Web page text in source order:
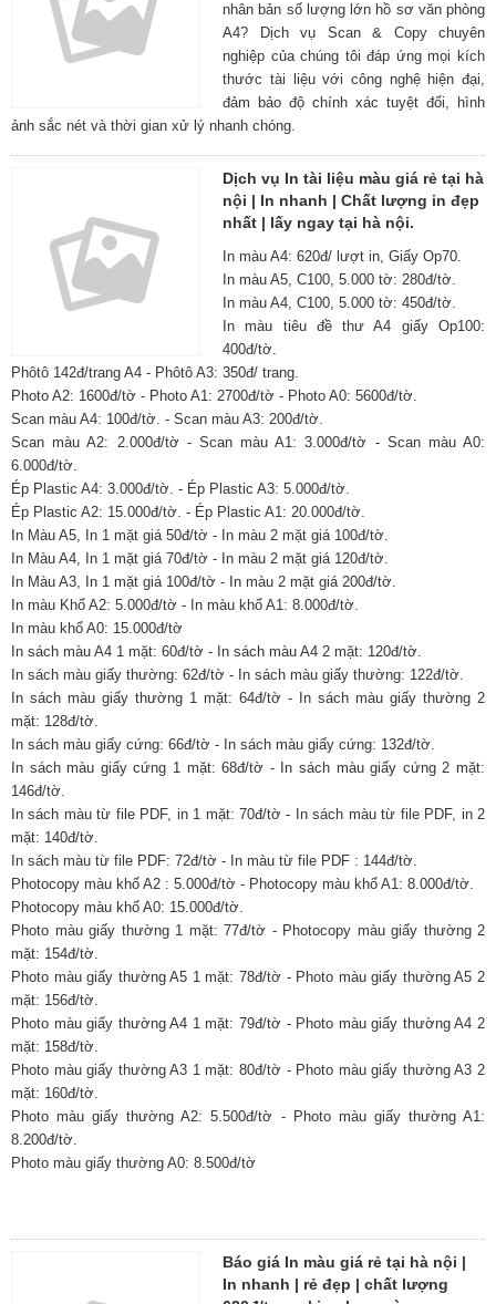
nhân bản số lượng lớn hồ sơ văn phòng
A4? Dịch vụ Scan & Copy chuyên
nghiệp của chúng tôi đáp ứng mọi kích
thước tài liệu với công nghệ hiện đại,
đảm bảo độ chính xác tuyệt đối, hình
ảnh sắc nét và thời gian xử lý nhanh chóng.
Dịch vụ In tài liệu màu giá rẻ tại hà
nội | In nhanh | Chất lượng in đẹp
nhất | lấy ngay tại hà nội.
In màu A4: 620đ/ lượt in, Giấy Op70.
In màu A5, C100, 5.000 tờ: 280đ/tờ.
In màu A4, C100, 5.000 tờ: 450đ/tờ.
In màu tiêu đề thư A4 giấy Op100:
400đ/tờ.
Phôtô 142đ/trang A4 - Phôtô A3: 350đ/ trang.
Photo A2: 1600đ/tờ - Photo A1: 2700đ/tờ - Photo A0: 5600đ/tờ.
Scan màu A4: 100đ/tờ. - Scan màu A3: 200đ/tờ.
Scan màu A2: 2.000đ/tờ - Scan màu A1: 3.000đ/tờ - Scan màu A0:
6.000đ/tờ.
Ép Plastic A4: 3.000đ/tờ. - Ép Plastic A3: 5.000đ/tờ.
Ép Plastic A2: 15.000đ/tờ. - Ép Plastic A1: 20.000đ/tờ.
In Màu A5, In 1 mặt giá 50đ/tờ - In màu 2 mặt giá 100đ/tờ.
In Màu A4, In 1 mặt giá 70đ/tờ - In màu 2 mặt giá 120đ/tờ.
In Màu A3, In 1 mặt giá 100đ/tờ - In màu 2 mặt giá 200đ/tờ.
In màu Khổ A2: 5.000đ/tờ - In màu khổ A1: 8.000đ/tờ.
In màu khổ A0: 15.000đ/tờ
In sách màu A4 1 mặt: 60đ/tờ - In sách màu A4 2 mặt: 120đ/tờ.
In sách màu giấy thường: 62đ/tờ - In sách màu giấy thường: 122đ/tờ.
In sách màu giấy thường 1 mặt: 64đ/tờ - In sách màu giấy thường 2
mặt: 128đ/tờ.
In sách màu giấy cứng: 66đ/tờ - In sách màu giấy cứng: 132đ/tờ.
In sách màu giấy cứng 1 mặt: 68đ/tờ - In sách màu giấy cứng 2 mặt:
146đ/tờ.
In sách màu từ file PDF, in 1 mặt: 70đ/tờ - In sách màu từ file PDF, in 2
mặt: 140đ/tờ.
In sách màu từ file PDF: 72đ/tờ - In màu từ file PDF : 144đ/tờ.
Photocopy màu khổ A2 : 5.000đ/tờ - Photocopy màu khổ A1: 8.000đ/tờ.
Photocopy màu khổ A0: 15.000đ/tờ.
Photo màu giấy thường 1 mặt: 77đ/tờ - Photocopy màu giấy thường 2
mặt: 154đ/tờ.
Photo màu giấy thường A5 1 mặt: 78đ/tờ - Photo màu giấy thường A5 2
mặt: 156đ/tờ.
Photo màu giấy thường A4 1 mặt: 79đ/tờ - Photo màu giấy thường A4 2
mặt: 158đ/tờ.
Photo màu giấy thường A3 1 mặt: 80đ/tờ - Photo màu giấy thường A3 2
mặt: 160đ/tờ.
Photo màu giấy thường A2: 5.500đ/tờ - Photo màu giấy thường A1:
8.200đ/tờ.
Photo màu giấy thường A0: 8.500đ/tờ
Báo giá In màu giá rẻ tại hà nội |
In nhanh | rẻ đẹp | chất lượng